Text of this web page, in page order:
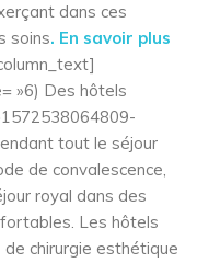
dans ces
soins. En savoir plus
»6) Des hôtels
tout le séjour
de convalescence,
royal dans des
Les hôtels
chirurgie esthétique